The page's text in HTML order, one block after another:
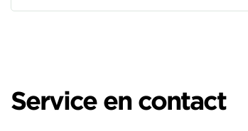
Service en contact